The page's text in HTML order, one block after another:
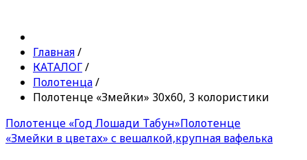
Главная/
КАТАЛОГ/
Полотенца/
Полотенце «Змейки» 30х60, 3 колористики
Полотенце «Год Лошади Табун»Полотенце
«Змейки в цветах» с вешалкой,крупная вафелька